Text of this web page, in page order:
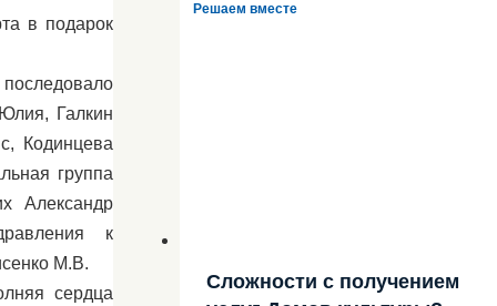
в подарок
Галкин
Кодинцева
группа
Александр
к
М.В.
сердца
Решаем вместе
Сложности с получением